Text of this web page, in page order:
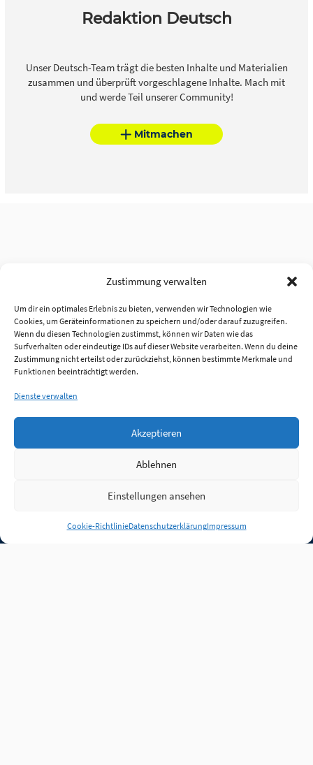
Zustimmung verwalten
Um dir ein optimales Erlebnis zu bieten, verwenden wir Technologien wie
Cookies, um Geräteinformationen zu speichern und/oder darauf zuzugreifen.
Wenn du diesen Technologien zustimmst, können wir Daten wie das
Surfverhalten oder eindeutige IDs auf dieser Website verarbeiten. Wenn du deine
Zustimmung nicht erteilst oder zurückziehst, können bestimmte Merkmale und
Funktionen beeinträchtigt werden.
Dienste verwalten
Akzeptieren
Ablehnen
Einstellungen ansehen
Cookie-RichtlinieDatenschutzerklärungImpressum
Redaktion Deutsch
Unser Deutsch-Team trägt die besten Inhalte und Materialien
zusammen und überprüft vorgeschlagene Inhalte. Mach mit
und werde Teil unserer Community!
Mitmachen
Anmelden
Jobs Partner FAQ Quellen